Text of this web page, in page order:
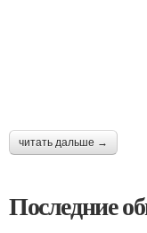
читать дальше →
Последние